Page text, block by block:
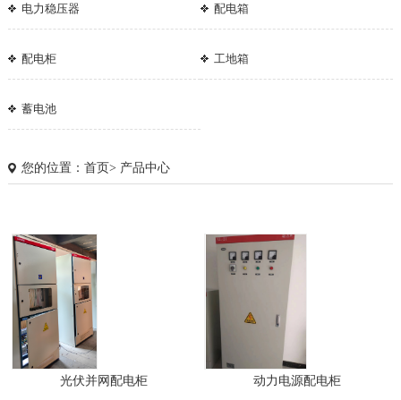
电力稳压器 配电箱
配电柜 工地箱
蓄电池
您的位置： 首页> 产品中心
光伏并网配电柜 动力电源配电柜